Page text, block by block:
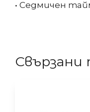
• Седмичен
Свързани